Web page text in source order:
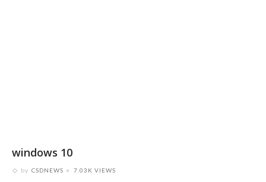
windows 10
by CSDNEWS 7.03K VIEWS